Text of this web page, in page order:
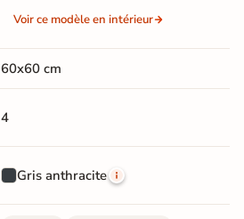
Voir ce modèle en intérieur
60x60 cm
4
Gris anthracite